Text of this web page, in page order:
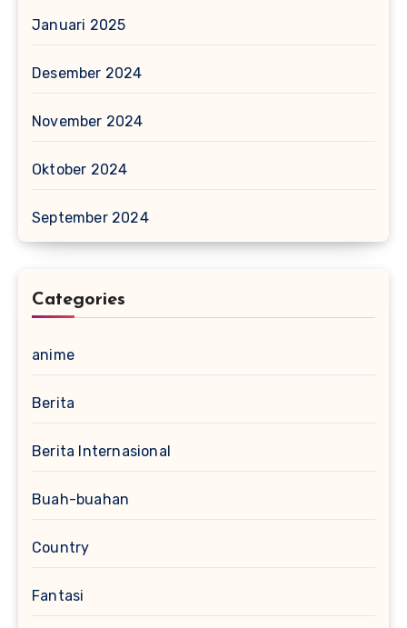
Januari 2025
Desember 2024
November 2024
Oktober 2024
September 2024
Categories
anime
Berita
Berita Internasional
Buah-buahan
Country
Fantasi